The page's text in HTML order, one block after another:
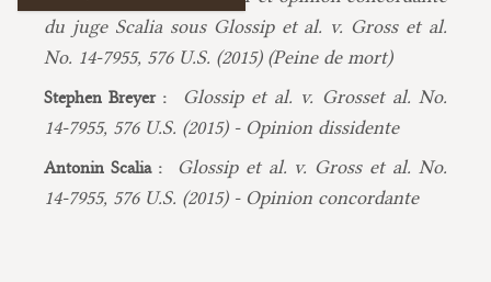
du juge Scalia sous Glossip et al. v. Gross et al.
No. 14-7955, 576 U.S. (2015) (Peine de mort)
Stephen Breyer :
Glossip et al. v. Grosset al. No.
14-7955, 576 U.S. (2015) - Opinion dissidente
Antonin Scalia :
Glossip et al. v. Gross et al. No.
14-7955, 576 U.S. (2015) - Opinion concordante